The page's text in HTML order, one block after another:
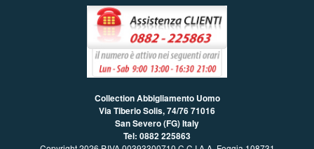
Collection Abbigliamento Uomo
Via Tiberio Solis, 74/7671016
San Severo (FG) Italy
Tel: 0882 225863